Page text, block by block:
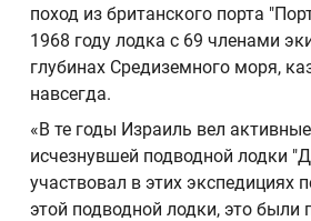
поход из британского порта
1968 году лодка с 69 членами
глубинах Средиземного моря,
навсегда.
«В те годы Израиль вел
исчезнувшей подводной лодки
участвовал в этих экспедициях
этой подводной лодки, это были